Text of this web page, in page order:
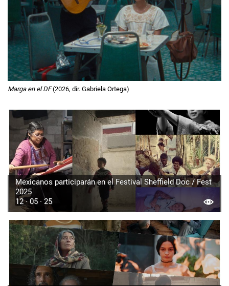
Marga en el DF(2026, dir. Gabriela Ortega)
Mexicanos participarán en el Festival Sheffield Doc / Fest
2025
12 · 05 · 25